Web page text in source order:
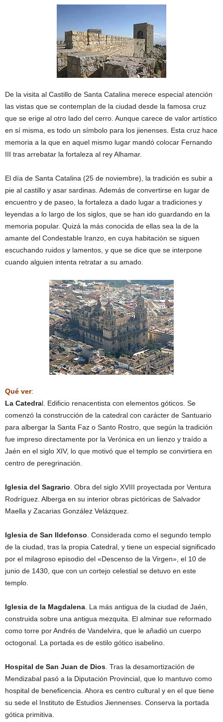
De la visita al Castillo de Santa Catalina merece especial atención
las vistas que se contemplan de la ciudad desde la famosa cruz
que se erige al otro lado del cerro. Aunque carece de valor artístico
en sí misma, es todo un símbolo para los jienenses. Esta cruz hace
memoria a la que en aquel mismo lugar mandó colocar Fernando
III tras arrebatar la fortaleza al rey Alhamar.
El día de Santa Catalina (25 de noviembre), la tradición es subir a
pie al castillo y asar sardinas. Además de convertirse en lugar de
encuentro y de paseo, la fortaleza a dado lugar a tradiciones y
leyendas a lo largo de los siglos, que se han ido guardando en la
memoria popular. Quizá la más conocida de ellas sea la de la
amante del Condestable Iranzo, en cuya habitación se siguen
escuchando ruidos y lamentos, y que se dice que se interpone
cuando alguien intenta retratar a su amado.
Qué ver:
La Catedral. Edificio renacentista con elementos góticos. Se
comenzó la construcción de la catedral con carácter de Santuario
para albergar la Santa Faz o Santo Rostro, que según la tradición
fue impreso directamente por la Verónica en un lienzo y traído a
Jaén en el siglo XIV, lo que motivó que el templo se convirtiera en
centro de peregrinación.
Iglesia del Sagrario . Obra del siglo XVIII proyectada por Ventura
Rodríguez. Alberga en su interior obras pictóricas de Salvador
Maella y Zacarias González Velázquez.
Iglesia de San Ildefonso . Considerada como el segundo templo
de la ciudad, tras la propia Catedral, y tiene un especial significado
por el milagroso episodio del «Descenso de la Virgen», el 10 de
junio de 1430, que con un cortejo celestial se detuvo en este
templo.
Iglesia de la Magdalena . La más antigua de la ciudad de Jaén,
construida sobre una antigua mezquita. El alminar sue reformado
como torre por Andrés de Vandelvira, que le añadió un cuerpo
octogonal. La portada es de estilo gótico isabelino.
Hospital de San Juan de Dios . Tras la desamortización de
Mendizabal pasó a la Diputación Provincial, que lo mantuvo como
hospital de beneficencia. Ahora es centro cultural y en el que tiene
su sede el Instituto de Estudios Jiennenses. Conserva la portada
gótica primitiva.